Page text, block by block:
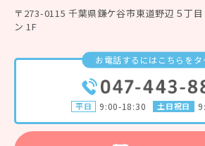
〒273-0115 千葉県鎌ケ谷市東道野辺５丁
ン 1F
お電話するにはこちらをタ
平日 9:00-18:30 土日祝日